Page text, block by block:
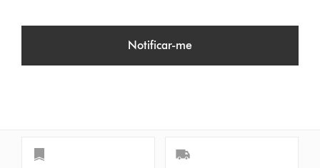
Notificar-me